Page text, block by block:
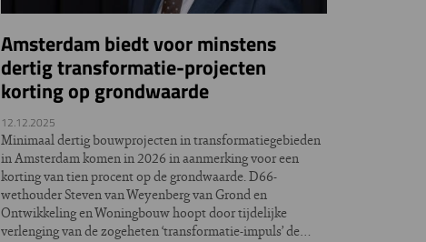
Amsterdam biedt voor minstens
dertig transformatie-projecten
korting op grondwaarde
12.12.2025
Minimaal dertig bouwprojecten in transformatiegebieden
in Amsterdam komen in 2026 in aanmerking voor een
korting van tien procent op de grondwaarde. D66-
wethouder Steven van Weyenberg van Grond en
Ontwikkeling en Woningbouw hoopt door tijdelijke
verlenging van de zogeheten ‘transformatie-impuls’ de…